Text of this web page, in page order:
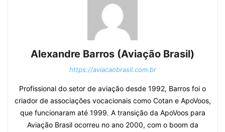
Alexandre Barros (Aviação Brasil)
https://aviacaobrasil.com.br
Profissional do setor de aviação desde 1992, Barros foi o
criador de associações vocacionais como Cotan e ApoVoos,
que funcionaram até 1999. A transição da ApoVoos para
Aviação Brasil ocorreu no ano 2000, com o boom da